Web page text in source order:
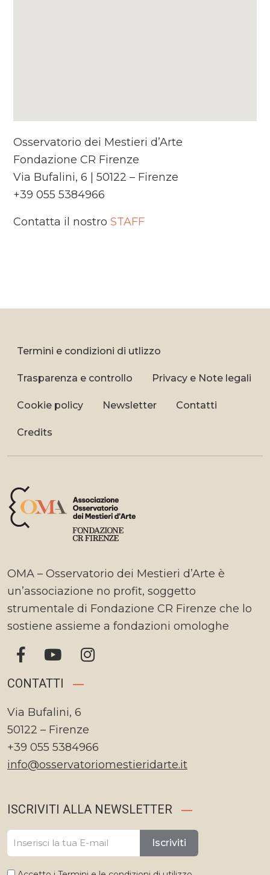
Osservatorio dei Mestieri d’Arte
Fondazione CR Firenze
Via Bufalini, 6 | 50122 – Firenze
+39 055 5384966
Contatta il nostro STAFF
Termini e condizioni di utlizzo
Trasparenza e controllo Privacy e Note legali
Cookie policy Newsletter Contatti
Credits
OMA – Osservatorio dei Mestieri d’Arte è
un’associazione no profit, soggetto
strumentale di Fondazione CR Firenze che lo
sostiene assieme a fondazioni omologhe
CONTATTI
Via Bufalini, 6
50122 – Firenze
+39 055 5384966
info@osservatoriomestieridarte.it
ISCRIVITI ALLA NEWSLETTER
Iscriviti